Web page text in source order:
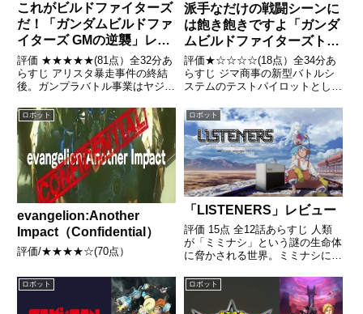
これがビルドファイターズ
だ！「ガンダムビルドファ
イターズ GMの逆襲」レビ
ュー
評価 ★★★★★(81点）全32分あ
らすじ アリスタ暴走事件の終結
後。ガンプラバトル事業はヤジマ
い世界大会会場である「ヤジマス
タジアム」が建設される引用 -
Wikipedia
派手なだけの戦闘シーンに
は飽き飽きですよ「ガンダ
ムビルドファイターズトラ
イ アイランド・ウォー
ズ」
評価★☆☆☆☆(18点）全34分あ
らすじ ジマ商事の新型バトルシ
ステムのテストパイロットとし
待されたチーム、トライファイタ
ーズ。しかし、新型システムの不
具合により宿泊施設で待機する事
に……引用 - Wikipe...
ロボット
evangelion:Another
Impact（Confidential）
評価/★★★★☆(70点）
ロボット
「LISTENERS」レビュー
評価 15点 全12話あらすじ 人類
が「ミミナシ」という謎の生命体
に脅かされる世界。ミミナシに対
クイップメント」。引用-
Wikipedia
ロボット ロボット